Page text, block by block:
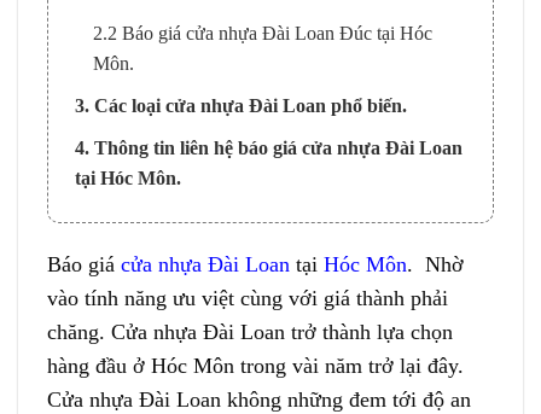
2.2 Báo giá cửa nhựa Đài Loan Đúc tại Hóc
Môn.
3. Các loại cửa nhựa Đài Loan phổ biến.
4. Thông tin liên hệ báo giá cửa nhựa Đài Loan
tại Hóc Môn.
Báo giá cửa nhựa Đài Loan tại Hóc Môn. Nhờ
vào tính năng ưu việt cùng với giá thành phải
chăng. Cửa nhựa Đài Loan trở thành lựa chọn
hàng đầu ở Hóc Môn trong vài năm trở lại đây.
Cửa nhựa Đài Loan không những đem tới độ an